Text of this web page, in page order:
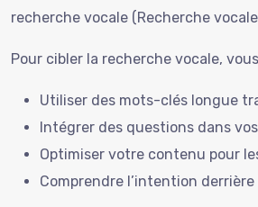
recherche vocale (Recherche
Pour cibler la recherche vocale,
Utiliser des mots-clés longue
Intégrer des questions dans
Optimiser votre contenu pour
Comprendre l’intention